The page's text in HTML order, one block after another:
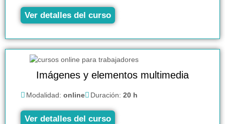
Ver detalles del curso
Imágenes y elementos multimedia
Modalidad: online Duración: 20 h
Ver detalles del curso